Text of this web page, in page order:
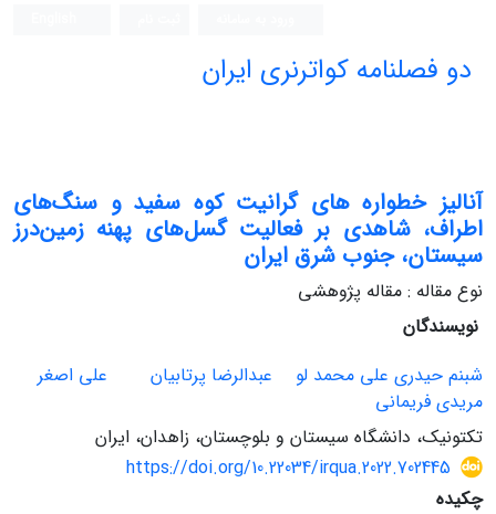
دو فصلنامه کواترنری ایران
آنالیز خطواره های گرانیت کوه سفید و سنگ‌های
اطراف، شاهدی بر فعالیت گسل‌های پهنه زمین‌درز
سیستان، جنوب شرق ایران
نوع مقاله : مقاله پژوهشی
نویسندگان
شبنم حیدری علی محمد لو
عبدالرضا پرتابیان
علی اصغر
مریدی فریمانی
تکتونیک، دانشگاه سیستان و بلوچستان، زاهدان، ایران
https://doi.org/10.22034/irqua.2022.702445
چکیده